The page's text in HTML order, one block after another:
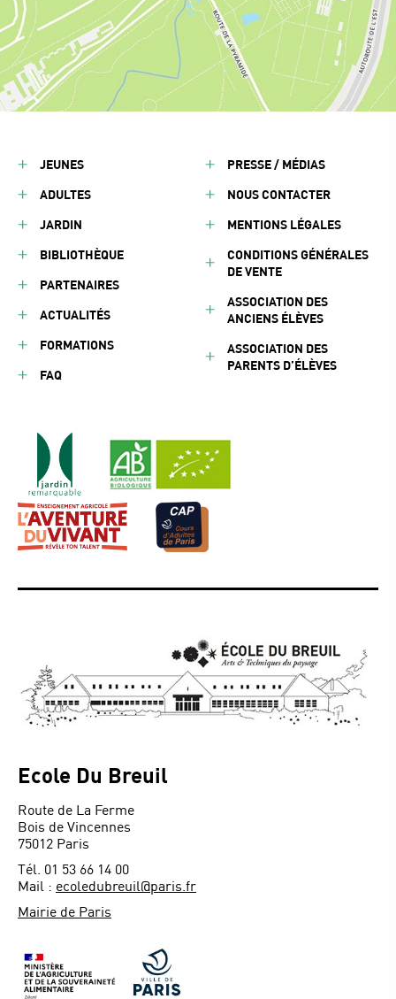
JEUNES
ADULTES
JARDIN
BIBLIOTHÈQUE
PARTENAIRES
ACTUALITÉS
FORMATIONS
FAQ
PRESSE / MÉDIAS
NOUS CONTACTER
MENTIONS LÉGALES
CONDITIONS GÉNÉRALES
DE VENTE
ASSOCIATION DES
ANCIENS ÉLÈVES
ASSOCIATION DES
PARENTS D’ÉLÈVES
Ecole Du Breuil
Route de La Ferme
Bois de Vincennes
75012 Paris
Tél. 01 53 66 14 00
Mail : ecoledubreuil@paris.fr
Mairie de Paris